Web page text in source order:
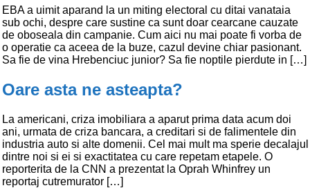
EBA a uimit aparand la un miting electoral cu ditai vanataia
sub ochi, despre care sustine ca sunt doar cearcane cauzate
de oboseala din campanie. Cum aici nu mai poate fi vorba de
o operatie ca aceea de la buze, cazul devine chiar pasionant.
Sa fie de vina Hrebenciuc junior? Sa fie noptile pierdute in […]
Oare asta ne asteapta?
La americani, criza imobiliara a aparut prima data acum doi
ani, urmata de criza bancara, a creditari si de falimentele din
industria auto si alte domenii. Cel mai mult ma sperie decalajul
dintre noi si ei si exactitatea cu care repetam etapele. O
reporterita de la CNN a prezentat la Oprah Whinfrey un
reportaj cutremurator […]